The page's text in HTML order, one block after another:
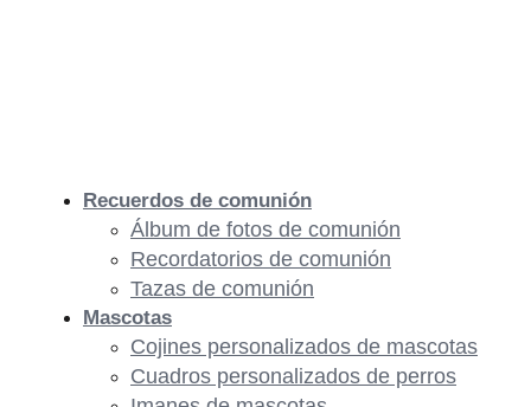
Recuerdos de comunión
Álbum de fotos de comunión
Recordatorios de comunión
Tazas de comunión
Mascotas
Cojines personalizados de mascotas
Cuadros personalizados de perros